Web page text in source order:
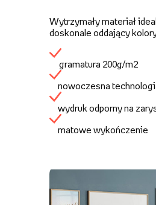
Wytrzymały materiał
doskonale oddający
gramatura 200g/m2
nowoczesna
wydruk odporny na
matowe wykończenie